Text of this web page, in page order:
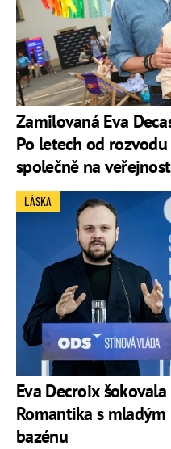
Zamilovaná Eva
Po letech od
společně na
Eva Decroix
Romantika s
bazénu
LÁSKA